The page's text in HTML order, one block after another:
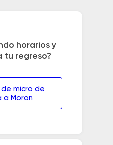
horarios y
tu regreso?
de micro de
a Moron